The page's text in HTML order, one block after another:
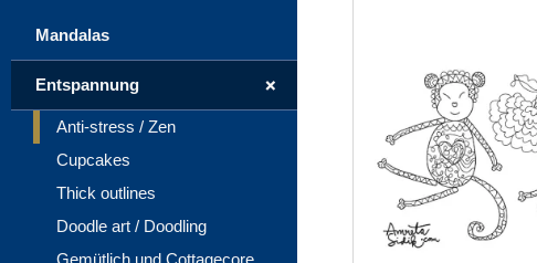
Mandalas
+
Entspannung
Anti-stress / Zen
Cupcakes
Thick outlines
Doodle art / Doodling
Gemütlich und Cottagecore